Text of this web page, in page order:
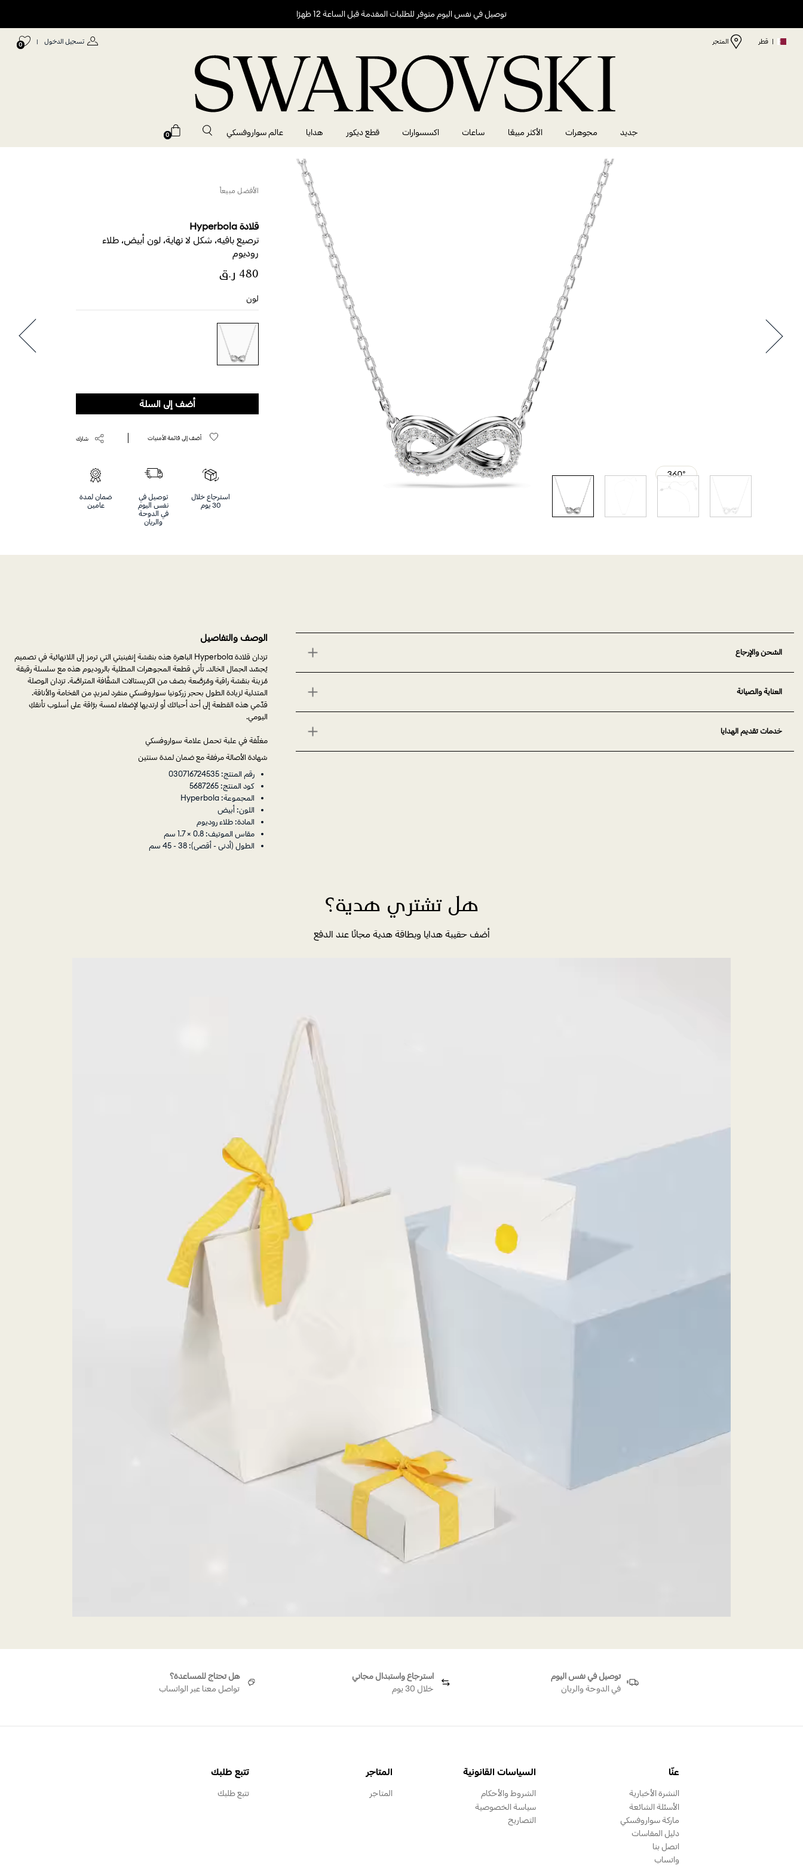
توصيل في نفس اليوم متوفر للطلبات المقدمة قبل الساعة 12 ظهرًا
| قطر المتجر تسجيل الدخول |
0
جديد مجوهرات الأكثر مبيعًا ساعات اكسسوارات قطع ديكور هدايا عالم سواروفسكي 0
الأفضل مبيعاً
قلادة Hyperbola
ترصيع بافيه، شكل لا نهاية، لون أبيض، طلاء
روديوم
لون
أضف إلى السلة
أضف إلى قائمة الأمنيات شارك
استرجاع خلال
30 يوم
توصيل في
نفس اليوم
في الدوحة
والريان
ضمان لمدة
عامين
الشحن والإرجاع
العناية والصيانة
خدمات تقديم الهدايا
الوصف والتفاصيل
تزدان قلادة Hyperbola الباهرة هذه بنقشة إنفينيتي التي ترمز إلى اللانهائية في تصميم
يُجسِّد الجمال الخالد. تأتي قطعة المجوهرات المطلية بالروديوم هذه مع سلسلة رقيقة
مُزينة بنقشة راقية ومُرَصَّعة بصف من الكريستالات الشفَّافة المتراصَّة. تزدان الوصلة
المتدلية لزيادة الطول بحجر زركونيا سواروفسكي منفرد لمزيدٍ من الفخامة والأناقة.
قدِّمي هذه القطعة إلى أحد أحبائك أو ارتديها لإضفاء لمسة برَّاقة على أسلوب تأنقكِ
اليومي.
مغلّفة في علبة تحمل علامة سواروفسكي
شهادة الأصالة مرفقة مع ضمان لمدة سنتين
رقم المنتج: 030716724535
كود المنتج: 5687265
المجموعة: Hyperbola
اللون: أبيض
المادة: طلاء روديوم
مقاس الموتيف: 0.8 × 1.7 سم
الطول (أدنى - أقصى): 38 - 45 سم
هل تشتري هدية؟
أضف حقيبة هدايا وبطاقة هدية مجانًا عند الدفع
توصيل في نفس اليوم
في الدوحة والريان
استرجاع واستبدال مجاني
خلال 30 يوم
هل تحتاج للمساعدة؟
تواصل معنا عبر الواتساب
عنّا
النشرة الأخبارية
الأسئلة الشائعة
ماركة سواروفسكي
دليل المقاسات
اتصل بنا
واتساب
السياسات القانونية
الشروط والأحكام
سياسة الخصوصية
التصاريح
المتاجر
المتاجر
تتبع طلبك
تتبع طلبك